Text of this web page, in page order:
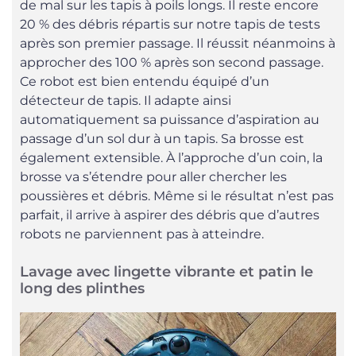
de mal sur les tapis à poils longs. Il reste encore
20 % des débris répartis sur notre tapis de tests
après son premier passage. Il réussit néanmoins à
approcher des 100 % après son second passage.
Ce robot est bien entendu équipé d’un
détecteur de tapis. Il adapte ainsi
automatiquement sa puissance d’aspiration au
passage d’un sol dur à un tapis. Sa brosse est
également extensible. À l’approche d’un coin, la
brosse va s’étendre pour aller chercher les
poussières et débris. Même si le résultat n’est pas
parfait, il arrive à aspirer des débris que d’autres
robots ne parviennent pas à atteindre.
Lavage avec lingette vibrante et patin le
long des plinthes